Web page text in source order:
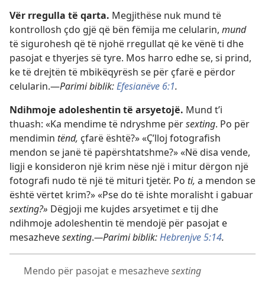
Vër rregulla të qarta. Megjithëse nuk mund të
kontrollosh çdo gjë që bën fëmija me celularin, mund
të sigurohesh që të njohë rregullat që ke vënë ti dhe
pasojat e thyerjes së tyre. Mos harro edhe se, si prind,
ke të drejtën të mbikëqyrësh se për çfarë e përdor
celularin.—Parimi biblik:Efesianëve 6:1.
Ndihmoje adoleshentin të arsyetojë. Mund t’i
thuash: «Ka mendime të ndryshme përsexting. Po për
mendimin tënd, çfarë është?» «Ç’lloj fotografish
mendon se janë të papërshtatshme?» «Në disa vende,
ligji e konsideron një krim nëse një i mitur dërgon një
fotografi nudo të një të mituri tjetër. Po ti, a mendon se
është vërtet krim?» «Pse do të ishte moralisht i gabuar
sexting?» Dëgjoji me kujdes arsyetimet e tij dhe
ndihmoje adoleshentin të mendojë për pasojat e
mesazhevesexting.—Parimi biblik:Hebrenjve 5:14.
Mendo për pasojat e mesazhevesexting